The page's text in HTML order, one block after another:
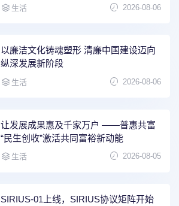
生活 2026-08-06
以廉洁文化铸魂塑形 清廉中国建设迈向
纵深发展新阶段
生活 2026-08-06
让发展成果惠及千家万户 ——普惠共富
“民生创收”激活共同富裕新动能
生活 2026-08-05
SIRIUS-01上线，SIRIUS协议矩阵开始